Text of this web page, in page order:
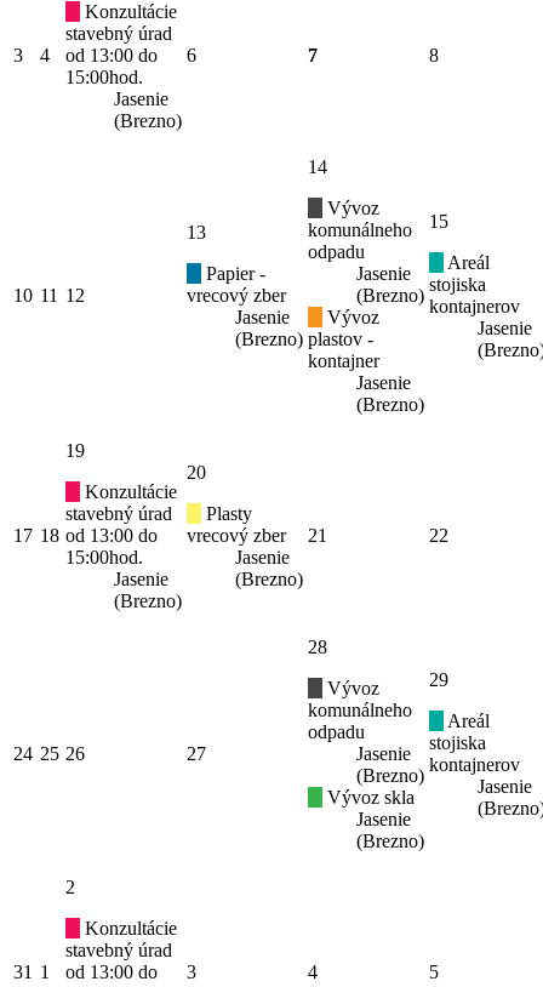
3 4
Konzultácie
stavebný úrad
od 13:00 do
15:00hod.
Jasenie
(Brezno)
6 7 8
10 11 12
13
Papier -
vrecový zber
Jasenie
(Brezno)
14
Vývoz
komunálneho
odpadu
Jasenie
(Brezno)
Vývoz
plastov -
kontajner
Jasenie
(Brezno)
15
Areál
stojiska
kontajnerov
Jasenie
17 18
19
Konzultácie
stavebný úrad
od 13:00 do
15:00hod.
Jasenie
(Brezno)
20
Plasty
vrecový zber
Jasenie
(Brezno)
21 22
24 25 26 27
28
Vývoz
komunálneho
odpadu
Jasenie
(Brezno)
Vývoz skla
Jasenie
(Brezno)
29
Areál
stojiska
kontajnerov
Jasenie
31 1
2
Konzultácie
stavebný úrad
od 13:00 do
3 4 5